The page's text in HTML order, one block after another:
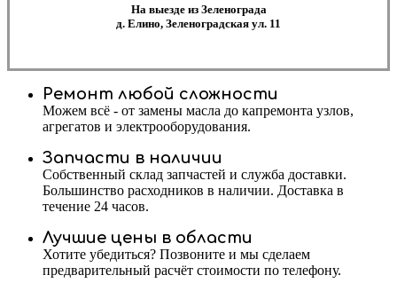
На выезде из Зеленограда
д. Елино, Зеленоградская ул. 11
Ремонт любой сложности
Можем всё - от замены масла до капремонта узлов,
агрегатов и электрооборудования.
Запчасти в наличии
Собственный склад запчастей и служба доставки.
Большинство расходников в наличии. Доставка в
течение 24 часов.
Лучшие цены в области
Хотите убедиться? Позвоните и мы сделаем
предварительный расчёт стоимости по телефону.